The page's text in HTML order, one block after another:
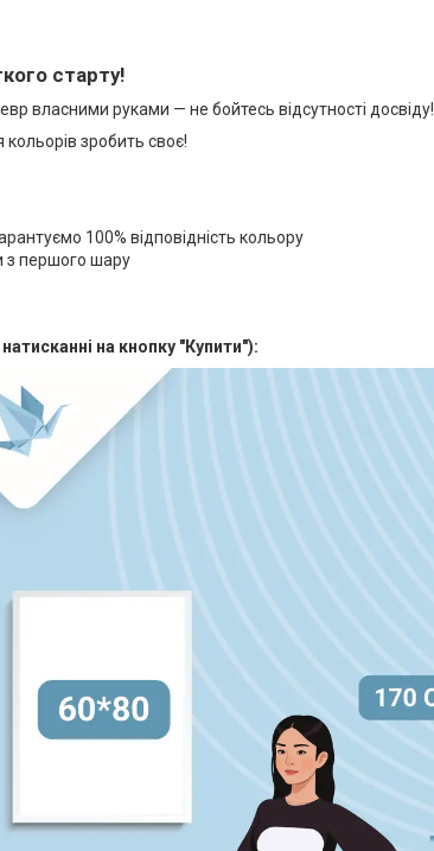
старту!
власними руками — не бойтесь відсутності досвіду!
зробить своє!
100% відповідність кольору
з першого шару
на кнопку "Купити"):